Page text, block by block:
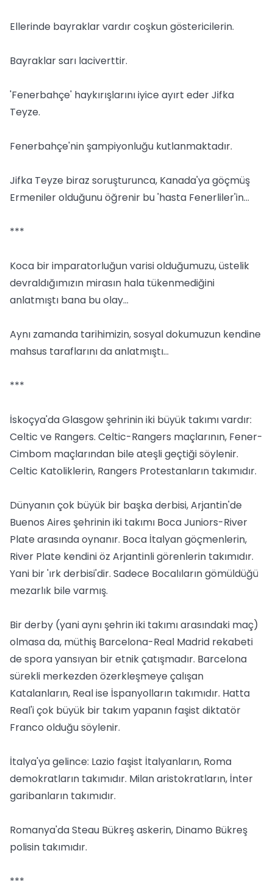
Ellerinde bayraklar vardır coşkun göstericilerin.
Bayraklar sarı laciverttir.
'Fenerbahçe' haykırışlarını iyice ayırt eder Jifka
Teyze.
Fenerbahçe'nin şampiyonluğu kutlanmaktadır.
Jifka Teyze biraz soruşturunca, Kanada'ya göçmüş
Ermeniler olduğunu öğrenir bu 'hasta Fenerliler'in…
***
Koca bir imparatorluğun varisi olduğumuzu, üstelik
devraldığımızın mirasın hala tükenmediğini
anlatmıştı bana bu olay…
Aynı zamanda tarihimizin, sosyal dokumuzun kendine
mahsus taraflarını da anlatmıştı…
***
İskoçya'da Glasgow şehrinin iki büyük takımı vardır:
Celtic ve Rangers. Celtic-Rangers maçlarının, Fener-
Cimbom maçlarından bile ateşli geçtiği söylenir.
Celtic Katoliklerin, Rangers Protestanların takımıdır.
Dünyanın çok büyük bir başka derbisi, Arjantin'de
Buenos Aires şehrinin iki takımı Boca Juniors-River
Plate arasında oynanır. Boca İtalyan göçmenlerin,
River Plate kendini öz Arjantinli görenlerin takımıdır.
Yani bir 'ırk derbisi'dir. Sadece Bocalıların gömüldüğü
mezarlık bile varmış.
Bir derby (yani aynı şehrin iki takımı arasındaki maç)
olmasa da, müthiş Barcelona-Real Madrid rekabeti
de spora yansıyan bir etnik çatışmadır. Barcelona
sürekli merkezden özerkleşmeye çalışan
Katalanların, Real ise İspanyolların takımıdır. Hatta
Real'i çok büyük bir takım yapanın faşist diktatör
Franco olduğu söylenir.
İtalya'ya gelince: Lazio faşist İtalyanların, Roma
demokratların takımıdır. Milan aristokratların, İnter
garibanların takımıdır.
Romanya'da Steau Bükreş askerin, Dinamo Bükreş
polisin takımıdır.